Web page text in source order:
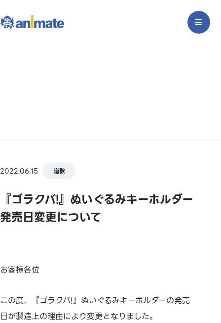
2022.06.15 道歉
『ゴラクバ!』ぬいぐるみキーホルダー
発売日変更について
お客様各位
この度、『ゴラクバ!』ぬいぐるみキーホルダーの発売
日が製造上の理由により変更となりました。